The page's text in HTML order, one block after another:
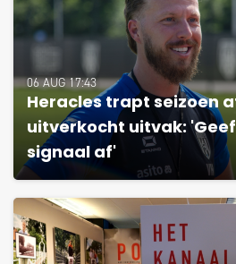
06 AUG 17:43
Heracles trapt seizoen
uitverkocht uitvak:
signaal af'